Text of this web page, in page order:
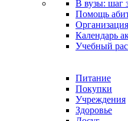
В вузы: шаг
Помощь
Календарь
Учебный
Питание
Покупки
Учреждения
Здоровье